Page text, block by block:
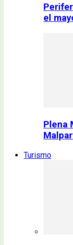
el
Plena
Turismo